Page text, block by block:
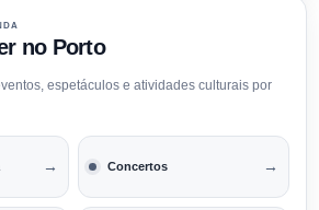
no Porto
espetáculos e atividades culturais por
→ Concertos →